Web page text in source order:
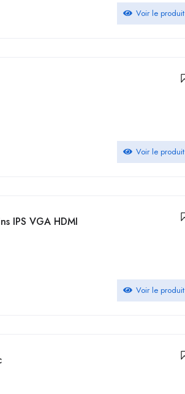
Voir le produit
Voir le produit
IPS VGA HDMI
Voir le produit